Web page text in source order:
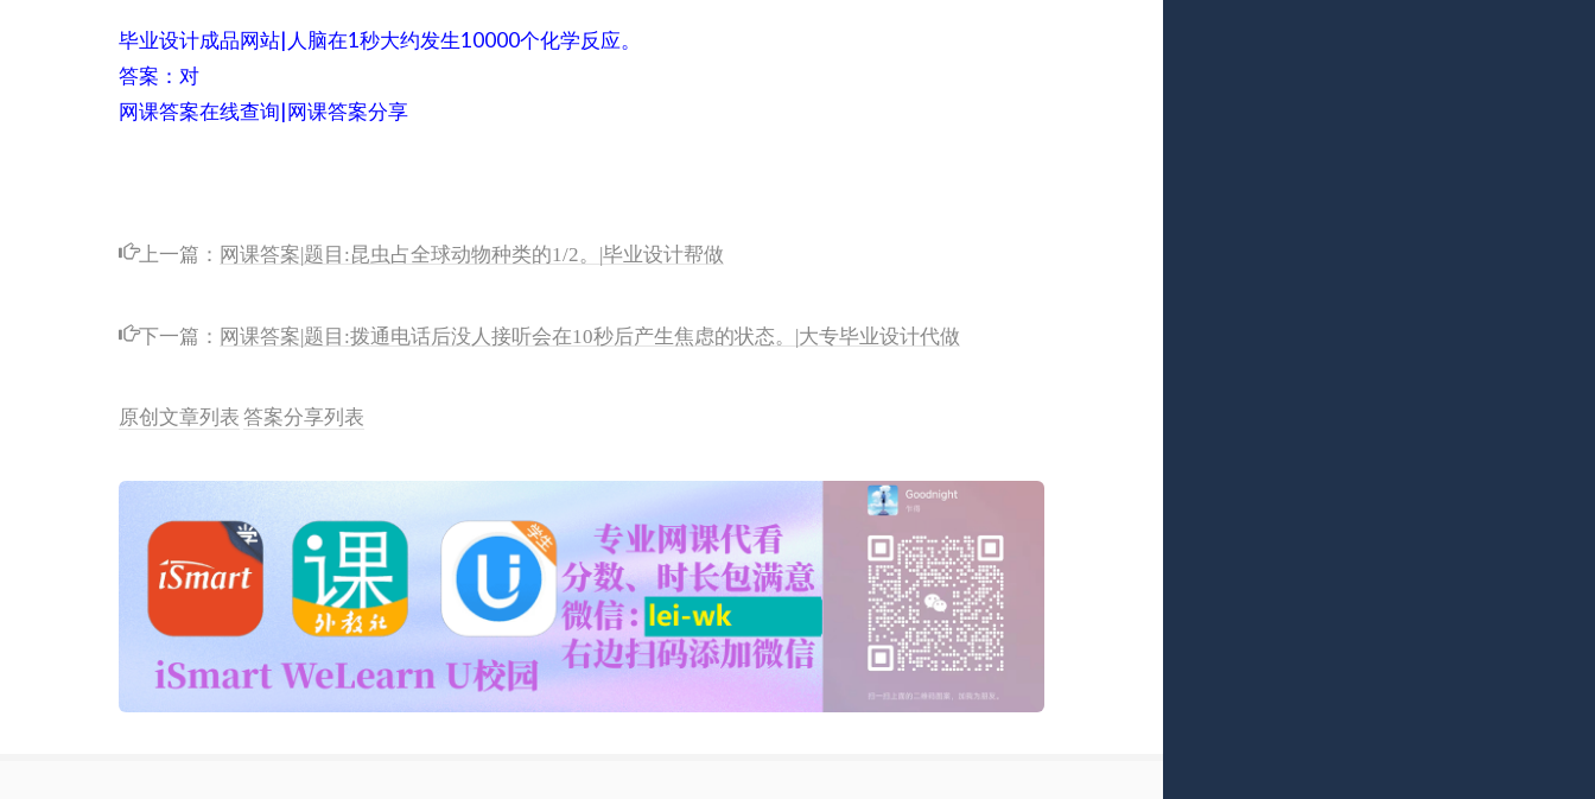
毕业设计成品网站|人脑在1秒大约发生10000个化学反应。
答案：对
网课答案在线查询|网课答案分享
上一篇： 网课答案|题目:昆虫占全球动物种类的1/2。|毕业设计帮做
下一篇： 网课答案|题目:拨通电话后没人接听会在10秒后产生焦虑的状态。|大专毕业设计代做
原创文章列表答案分享列表